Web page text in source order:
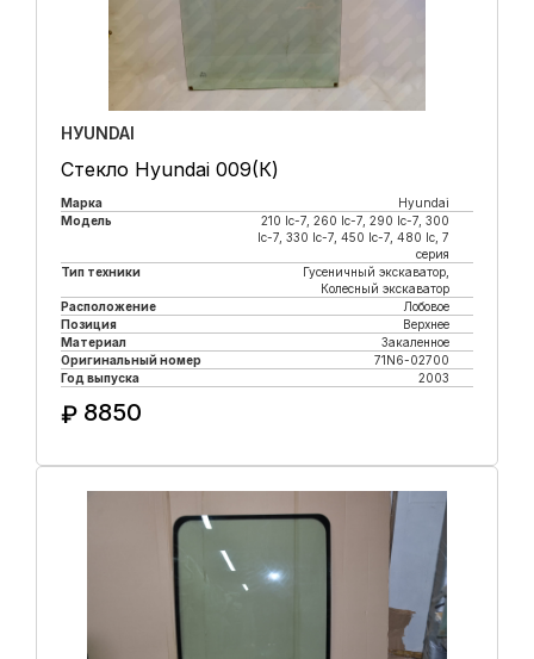
HУUNDAI
Стекло Hyundai 009(К)
Марка
Hyundai
Модель
210 lc-7, 260 lc-7, 290 lc-7, 300
lc-7, 330 lc-7, 450 lc-7, 480 lc, 7
серия
Тип техники
Гусеничный экскаватор,
Колесный экскаватор
Расположение
Лобовое
Позиция
Верхнее
Материал
Закаленное
Оригинальный номер
71N6-02700
Год выпуска
2003
₽ 8850